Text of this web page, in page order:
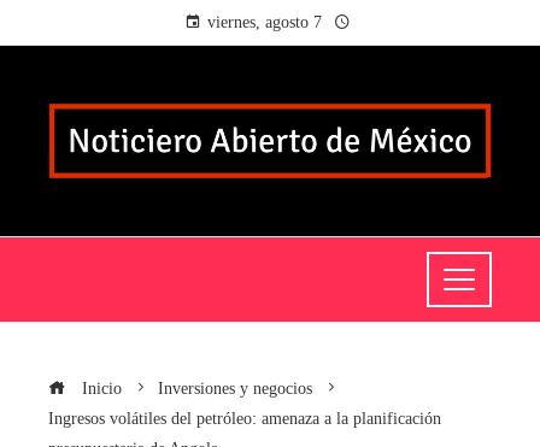
viernes, agosto 7
Inicio
Inversiones y negocios
Ingresos volátiles del petróleo: amenaza a la planificación